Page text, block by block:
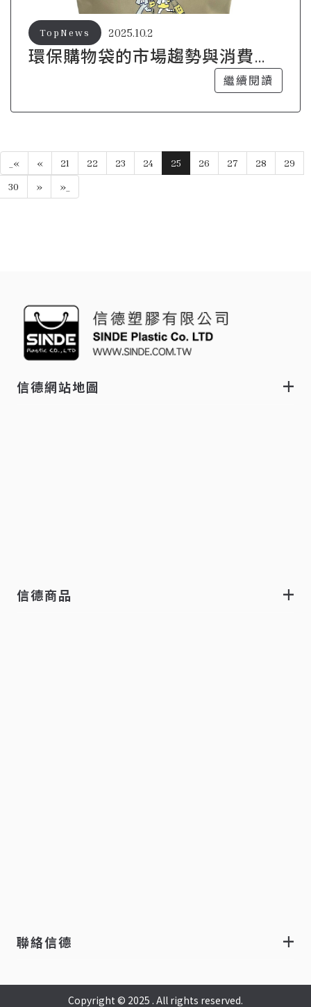
環保購物袋的市場趨勢與消費者
2025.10.2
TopNews
繼續閱讀
_« « 21 22 23 24 25 26 27 28
29
30
» »_
信德網站地圖
信德商品
聯絡信德
Copyright © 2025 . All rights reserved.